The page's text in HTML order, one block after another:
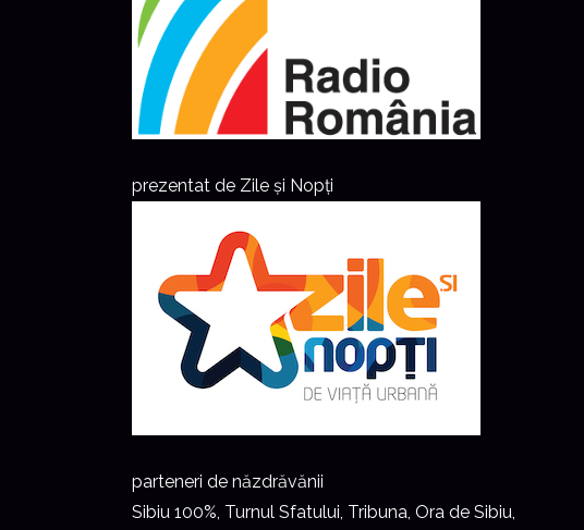
prezentat de Zile și Nopți
parteneri de năzdrăvănii
Sibiu 100%, Turnul Sfatului, Tribuna, Ora de Sibiu,